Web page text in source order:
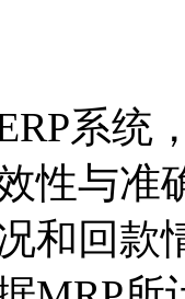
系统
性与准
和回款